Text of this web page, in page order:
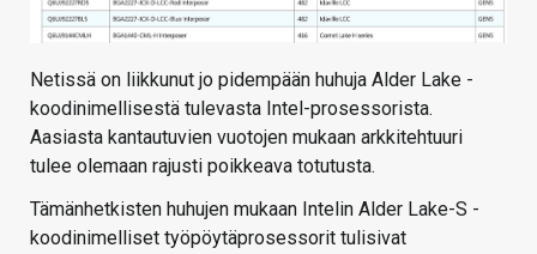
Netissä on liikkunut jo pidempään huhuja Alder Lake -
koodinimellisestä tulevasta Intel-prosessorista.
Aasiasta kantautuvien vuotojen mukaan arkkitehtuuri
tulee olemaan rajusti poikkeava totutusta.
Tämänhetkisten huhujen mukaan Intelin Alder Lake-S -
koodinimelliset työpöytäprosessorit tulisivat